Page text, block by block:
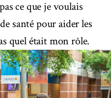
ce que je voulais
santé pour aider les
quel était mon rôle.